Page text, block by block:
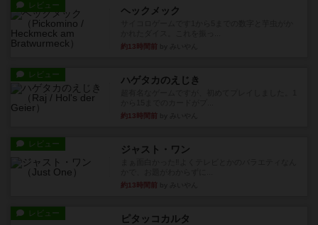
レビュー ヘックメック
約13時間前
レビュー ハゲタカのえじき
約13時間前
レビュー ジャスト・ワン
約13時間前
レビュー ピタッコカルタ